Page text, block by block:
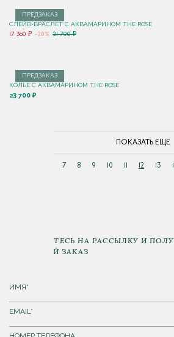
ПРЕДЗАКАЗ
СЛЕЙВ-БРАСЛЕТ С АКВАМАРИНОМ THE ROSE
17 360 ₽ -20% 21 700 ₽
ПРЕДЗАКАЗ
КОЛЬЕ С АКВАМАРИНОМ THE ROSE
23 700 ₽
ПОКАЗАТЬ ЕЩЕ
7 8 9 10 12 13
ПОДПИШИТЕСЬ НА РАССЫЛКУ И
НА ПЕРВЫЙ ЗАКАЗ